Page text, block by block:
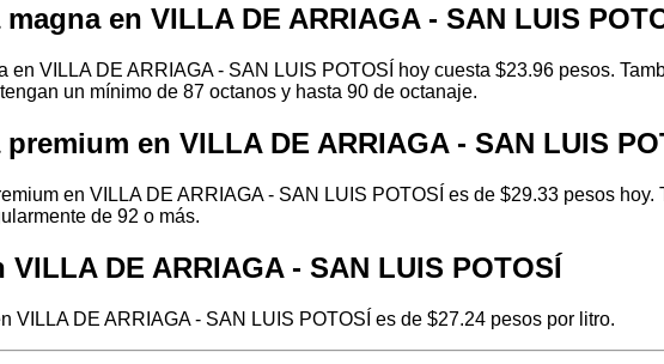
en VILLA DE ARRIAGA - SAN LUIS
en VILLA DE ARRIAGA - SAN LUIS POTOSÍ hoy cuesta $23.96 pesos.
un mínimo de 87 octanos y hasta 90 de octanaje.
en VILLA DE ARRIAGA - SAN LUIS
en VILLA DE ARRIAGA - SAN LUIS POTOSÍ es de $29.33 pesos
de 92 o más.
DE ARRIAGA - SAN LUIS POTOSÍ
VILLA DE ARRIAGA - SAN LUIS POTOSÍ es de $27.24 pesos por litro.